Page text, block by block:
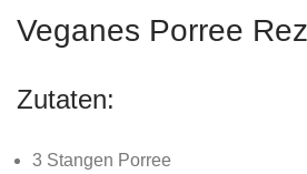
Veganes Porree
Zutaten:
3 Stangen Porree